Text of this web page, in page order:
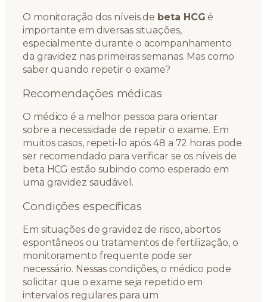
O monitoração dos níveis de beta HCG é
importante em diversas situações,
especialmente durante o acompanhamento
da gravidez nas primeiras semanas. Mas como
saber quando repetir o exame?
Recomendações médicas
O médico é a melhor pessoa para orientar
sobre a necessidade de repetir o exame. Em
muitos casos, repeti-lo após 48 a 72 horas pode
ser recomendado para verificar se os níveis de
beta HCG estão subindo como esperado em
uma gravidez saudável.
Condições específicas
Em situações de gravidez de risco, abortos
espontâneos ou tratamentos de fertilização, o
monitoramento frequente pode ser
necessário. Nessas condições, o médico pode
solicitar que o exame seja repetido em
intervalos regulares para um